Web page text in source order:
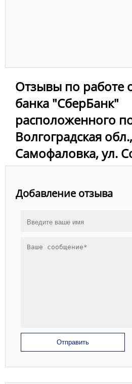
Отзывы по работе
банка "СберБанк"
расположенного
Волгоградская
Самофаловка, ул.
Добавление отзыва
Отправить